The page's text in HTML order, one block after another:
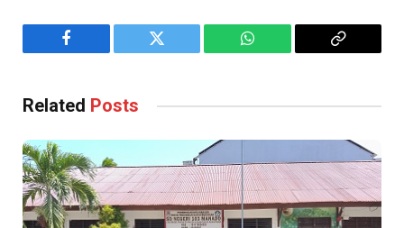
Facebook Twitter WhatsApp
Copy
Related Posts